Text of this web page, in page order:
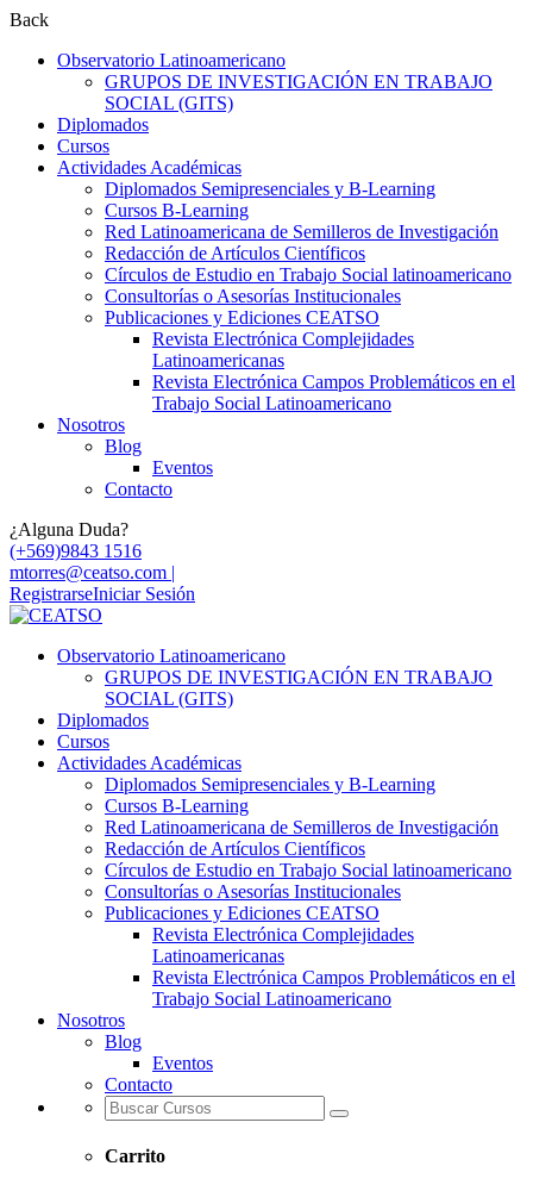
Back
Observatorio Latinoamericano
GRUPOS DE INVESTIGACIÓN EN TRABAJO
SOCIAL (GITS)
Diplomados
Cursos
Actividades Académicas
Diplomados Semipresenciales y B-Learning
Cursos B-Learning
Red Latinoamericana de Semilleros de Investigación
Redacción de Artículos Científicos
Círculos de Estudio en Trabajo Social latinoamericano
Consultorías o Asesorías Institucionales
Publicaciones y Ediciones CEATSO
Revista Electrónica Complejidades
Latinoamericanas
Revista Electrónica Campos Problemáticos en el
Trabajo Social Latinoamericano
Nosotros
Blog
Eventos
Contacto
¿Alguna Duda?
(+569)9843 1516
mtorres@ceatso.com |
RegistrarseIniciar Sesión
Observatorio Latinoamericano
GRUPOS DE INVESTIGACIÓN EN TRABAJO
SOCIAL (GITS)
Diplomados
Cursos
Actividades Académicas
Diplomados Semipresenciales y B-Learning
Cursos B-Learning
Red Latinoamericana de Semilleros de Investigación
Redacción de Artículos Científicos
Círculos de Estudio en Trabajo Social latinoamericano
Consultorías o Asesorías Institucionales
Publicaciones y Ediciones CEATSO
Revista Electrónica Complejidades
Latinoamericanas
Revista Electrónica Campos Problemáticos en el
Trabajo Social Latinoamericano
Nosotros
Blog
Eventos
Contacto
Carrito